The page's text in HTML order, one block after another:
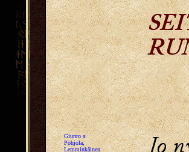
Giunto a
Pohjola,
Lemminkäinen
Jo